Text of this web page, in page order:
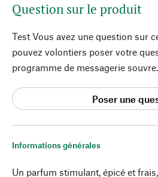
Informations générales
Un parfum stimulant, épicé et
Question sur le produit
Test Vous avez une question sur
pouvez volontiers poser votre
programme de messagerie souvre.
Poser une